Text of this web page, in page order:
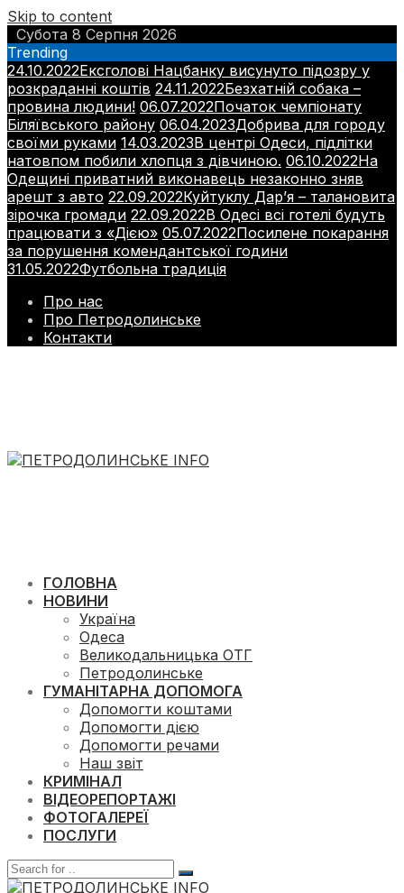
Skip to content
Субота 8 Серпня 2026
Trending
24.10.2022Ексголові Нацбанку висунуто підозру у
розкраданні коштів 24.11.2022Безхатній собака –
провина людини! 06.07.2022Початок чемпіонату
Біляївського району 06.04.2023Добрива для городу
своїми руками 14.03.2023В центрі Одеси, підлітки
натовпом побили хлопця з дівчиною. 06.10.2022На
Одещині приватний виконавець незаконно зняв
арешт з авто 22.09.2022Куйтуклу Дар’я – талановита
зірочка громади 22.09.2022В Одесі всі готелі будуть
працювати з «Дією» 05.07.2022Посилене покарання
за порушення комендантської години
31.05.2022Футбольна традиція
Про нас
Про Петродолинське
Контакти
ГОЛОВНА
НОВИНИ
Україна
Одеса
Великодальницька ОТГ
Петродолинське
ГУМАНІТАРНА ДОПОМОГА
Допомогти коштами
Допомогти дією
Допомогти речами
Наш звіт
КРИМІНАЛ
ВІДЕОРЕПОРТАЖІ
ФОТОГАЛЕРЕЇ
ПОСЛУГИ